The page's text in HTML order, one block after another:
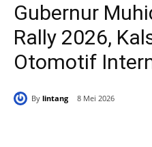
Gubernur
Rally 2026,
Otomotif
By lintang 8 Mei 2026